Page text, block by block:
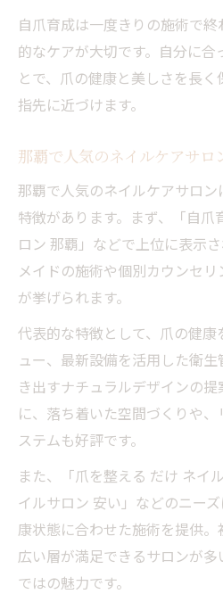
自爪育成は一度きりの施術で
的なケアが大切です。自分に合
とで、爪の健康と美しさを長
指先に近づけます。
那覇で人気のネイルケアサロ
那覇で人気のネイルケアサロ
特徴があります。まず、「自
ロン 那覇」などで上位に表示
メイドの施術や個別カウンセ
が挙げられます。
代表的な特徴として、爪の健康
ュー、最新設備を活用した衛
き出すナチュラルデザインの
に、落ち着いた空間づくりや
ステムも好評です。
また、「爪を整える だけ ネイ
イルサロン 安い」などのニー
康状態に合わせた施術を提供
広い層が満足できるサロンが
ではの魅力です。